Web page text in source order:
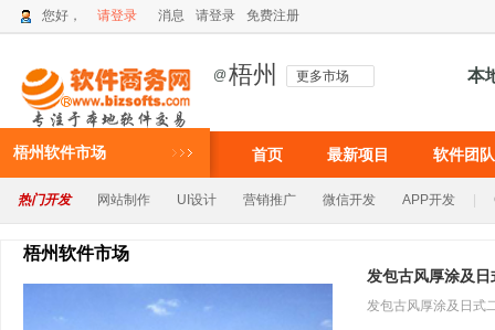
您好， 请登录 消息 请登录 免费注册
@ 梧州 更多市场 本
梧州软件市场 首页 最新项目 软件团队
热门开发 网站制作 UI设计 营销推广 微信开发 APP开发
梧州软件市场
发包古风厚涂及日